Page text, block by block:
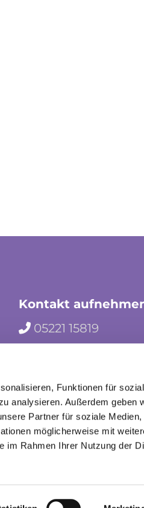
Funktionen für
analysieren. Außerdem geben
Partner für soziale Medien,
möglicherweise mit
im Rahmen Ihrer Nutzung der
Kontakt
 05221 15819